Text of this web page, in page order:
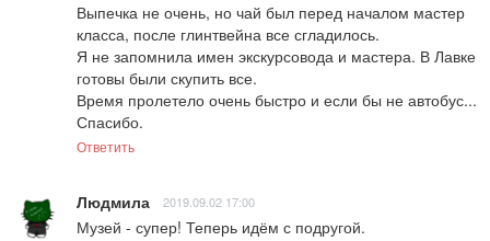
Выпечка не очень, но чай был перед началом мастер
класса, после глинтвейна все сгладилось.
Я не запомнила имен экскурсовода и мастера. В Лавке
готовы были скупить все.
Время пролетело очень быстро и если бы не автобус...
Спасибо.
Ответить
Людмила 2019.09.02 17:00
Музей - супер! Теперь идём с подругой.